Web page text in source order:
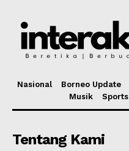
Nasional Borneo Update
Musik
Sports
Tentang Kami